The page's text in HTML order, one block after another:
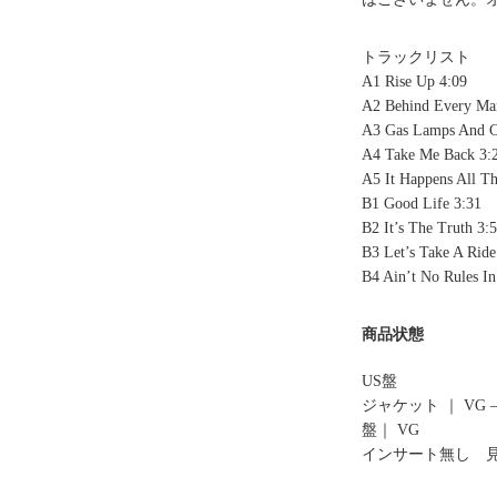
トラックリスト
A1 Rise Up 4:09
A2 Behind Every
A3 Gas Lamps And
A4 Take Me Back
A5 It Happens All
B1 Good Life 3:31
B2 It’s The Truth
B3 Let’s Take A
B4 Ain’t No Rules
商品状態
US盤
ジャケット ｜ VG –
盤｜ VG
インサート無し